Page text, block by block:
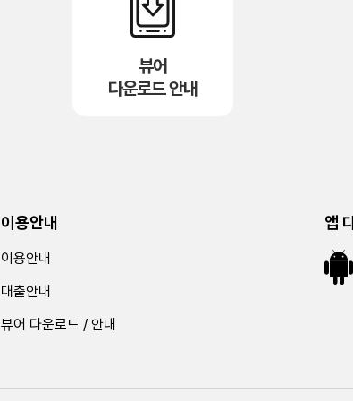
뷰어
다운로드 안내
이용안내
이용안내
대출안내
뷰어 다운로드 / 안내
앱